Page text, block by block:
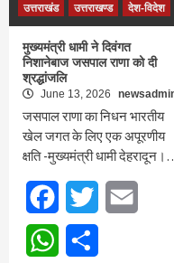
उत्तराखंड उत्तराखण्ड देश-विदेश
मुख्यमंत्री धामी ने दिवंगत
निशानेबाज जसपाल राणा को दी
श्रद्धांजलि
June 13, 2026
जसपाल राणा का निधन भारतीय
खेल जगत के लिए एक अपूरणीय
क्षति -मुख्यमंत्री धामी
FacebookTwitter
WhatsApp